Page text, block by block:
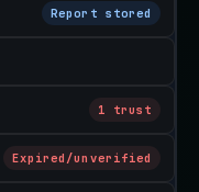
Report stored
1 trust
Expired/unverified